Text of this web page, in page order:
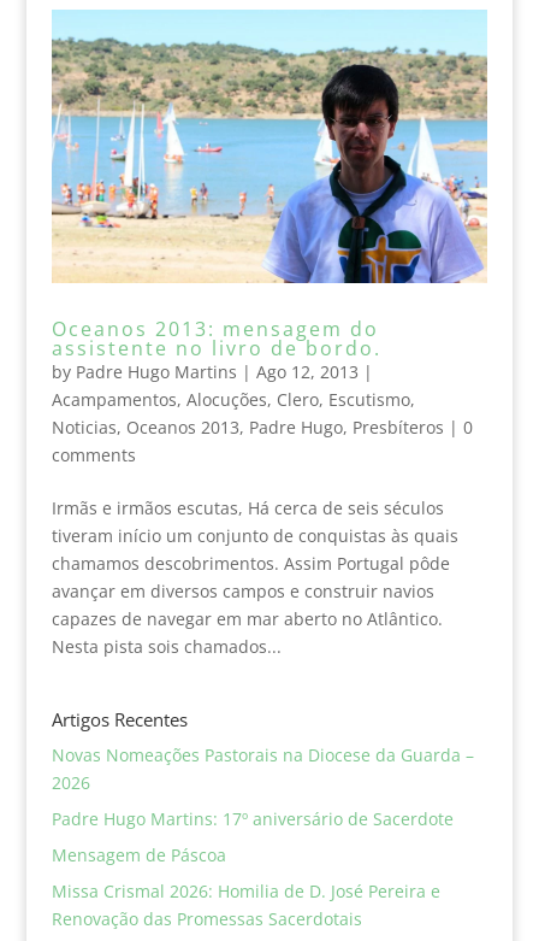
Oceanos 2013: mensagem do
assistente no livro de bordo.
by Padre Hugo Martins | Ago 12, 2013 |
Acampamentos, Alocuções, Clero, Escutismo,
Noticias, Oceanos 2013, Padre Hugo, Presbíteros | 0
comments
Irmãs e irmãos escutas, Há cerca de seis séculos
tiveram início um conjunto de conquistas às quais
chamamos descobrimentos. Assim Portugal pôde
avançar em diversos campos e construir navios
capazes de navegar em mar aberto no Atlântico.
Nesta pista sois chamados...
Artigos Recentes
Novas Nomeações Pastorais na Diocese da Guarda –
2026
Padre Hugo Martins: 17º aniversário de Sacerdote
Mensagem de Páscoa
Missa Crismal 2026: Homilia de D. José Pereira e
Renovação das Promessas Sacerdotais